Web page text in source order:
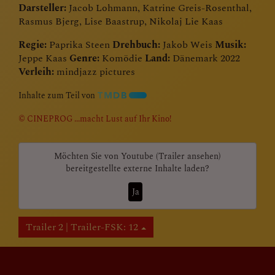
Darsteller:Jacob Lohmann, Katrine Greis-Rosenthal,
Rasmus Bjerg, Lise Baastrup, Nikolaj Lie Kaas
Regie: Paprika Steen Drehbuch:Jakob Weis Musik:
Jeppe Kaas Genre: Komödie Land: Dänemark 2022
Verleih: mindjazz pictures
Inhalte zum Teil von
© CINEPROG ...macht Lust auf Ihr Kino!
Möchten Sie vonYoutube (Trailer ansehen)
bereitgestellte externe Inhalte laden?
Ja
Trailer 2 | Trailer-FSK: 12